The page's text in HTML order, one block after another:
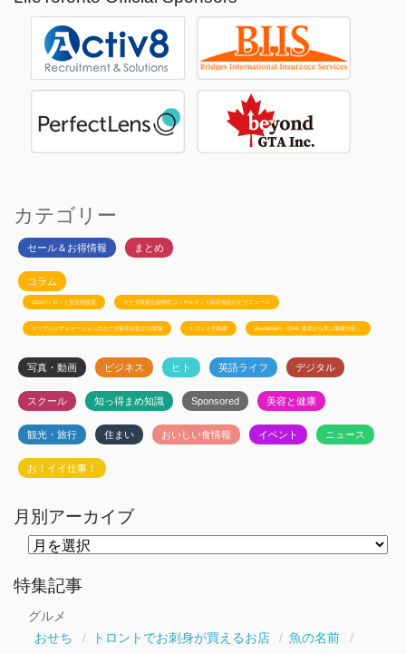
カテゴリー
セール＆お得情報 まとめ
コラム
JSSのトロント生活相談室 カナダ政府公認移民コンサルタント白石有紀のビザニュース
メープルエデュケーションのカナダ留学お役立ち情報 トロント不動産 Ayudanteの「GA4: 基本から学ぶ最新分析」
写真・動画 ビジネス ヒト 英語ライフ デジタル
スクール 知っ得まめ知識 Sponsored 美容と健康
観光・旅行 住まい おいしい食情報 イベント ニュース
お！イイ仕事！
月別アーカイブ
ー
カ
特集記事
グルメ
おせち
トロントでお刺身が買えるお店
魚の名前